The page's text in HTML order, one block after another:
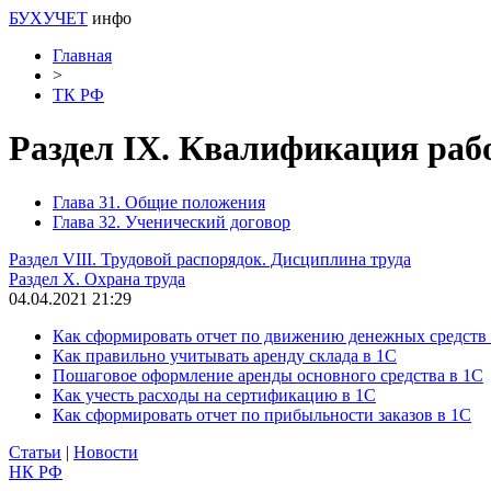
БУХУЧЕТ инфо
Главная
>
ТК РФ
Раздел IX. Квалификация
Глава 31. Общие положения
Глава 32. Ученический договор
Раздел VIII. Трудовой распорядок. Дисциплина труда
Раздел X. Охрана труда
04.04.2021 21:29
Как сформировать отчет по движению денежных
Как правильно учитывать аренду склада в 1С
Пошаговое оформление аренды основного средства в 1С
Как учесть расходы на сертификацию в 1С
Как сформировать отчет по прибыльности заказов в 1С
Статьи | Новости
НК РФ